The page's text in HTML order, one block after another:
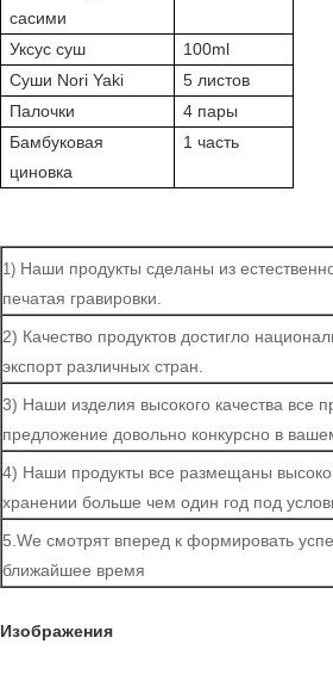
сасими
Уксус суш
100ml
Суши Nori Yaki
5 листов
Палочки
4 пары
Бамбуковая
циновка
1 часть
1) Наши продукты сделаны из
печатая гравировки.
2) Качество продуктов достигло
экспорт различных стран.
3) Наши изделия высокого качества все
предложение довольно конкурсно в
4) Наши продукты все размещаны
хранении больше чем один год под
5.We смотрят вперед к формировать
ближайшее время
Изображения